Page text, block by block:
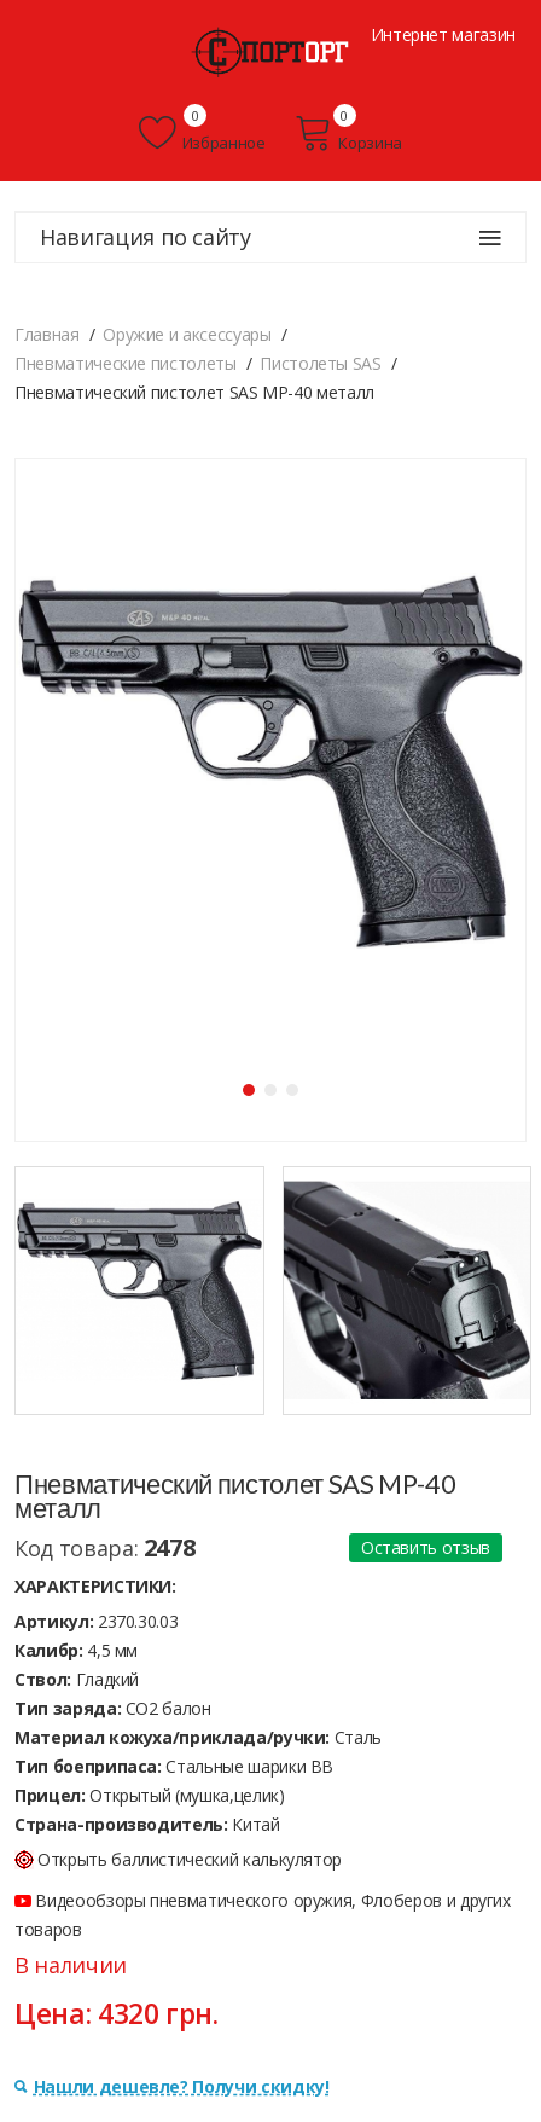
Интернет магазин
Избранное
0
Корзина
0
Навигация по сайту
Главная
Оружие и аксессуары
Пневматические пистолеты
Пистолеты SAS
Пневматический пистолет SAS MP-40 металл
Пневматический пистолет SAS MP-40
металл
Код товара: 2478
Оставить отзыв
ХАРАКТЕРИСТИКИ:
Артикул: 2370.30.03
Калибр: 4,5 мм
Ствол: Гладкий
Тип заряда: CO2 балон
Материал кожуха/приклада/ручки: Сталь
Тип боеприпаса: Стальные шарики ВВ
Прицел: Открытый (мушка,целик)
Страна-производитель: Китай
Открыть баллистический калькулятор
Видеообзоры пневматического оружия, Флоберов и других
товаров
В наличии
Цена: 4320 грн.
Нашли дешевле? Получи скидку!